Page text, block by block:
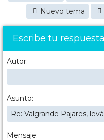
Nuevo tema
Escribe tu respuesta
Autor:
Asunto:
Mensaje: